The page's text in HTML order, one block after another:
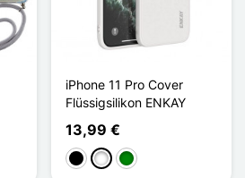
iPhone 11 Pro Cover
Flüssigsilikon ENKAY
13,99 €
Schwarz
WeißGrün